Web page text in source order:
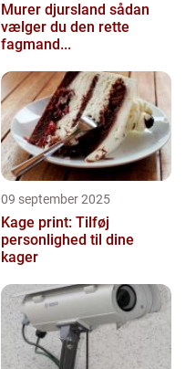
Murer djursland sådan
vælger du den rette
fagmand...
09 september 2025
Kage print: Tilføj
personlighed til dine
kager